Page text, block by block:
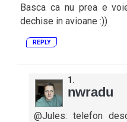
Basca ca nu prea e
dechise in avioane :))
REPLY
nwradu
@Jules: telefon